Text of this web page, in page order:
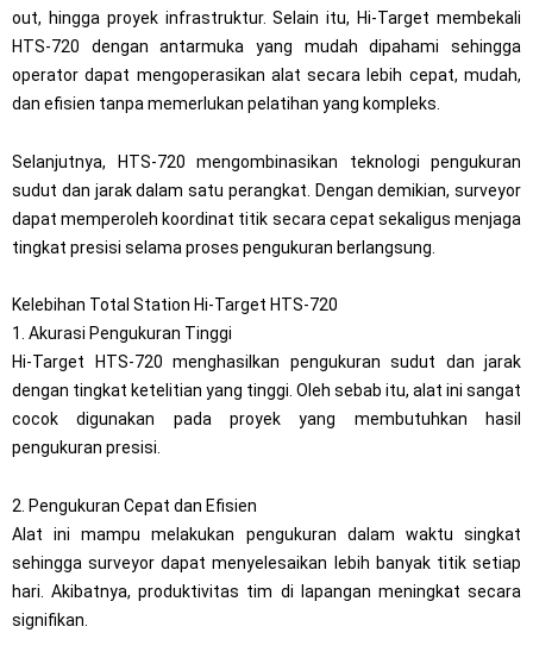
out, hingga proyek infrastruktur. Selain itu, Hi-Target membekali
HTS-720 dengan antarmuka yang mudah dipahami sehingga
operator dapat mengoperasikan alat secara lebih cepat, mudah,
dan efisien tanpa memerlukan pelatihan yang kompleks.
Selanjutnya, HTS-720 mengombinasikan teknologi pengukuran
sudut dan jarak dalam satu perangkat. Dengan demikian, surveyor
dapat memperoleh koordinat titik secara cepat sekaligus menjaga
tingkat presisi selama proses pengukuran berlangsung.
Kelebihan Total Station Hi-Target HTS-720
1. Akurasi Pengukuran Tinggi
Hi-Target HTS-720 menghasilkan pengukuran sudut dan jarak
dengan tingkat ketelitian yang tinggi. Oleh sebab itu, alat ini sangat
cocok digunakan pada proyek yang membutuhkan hasil
pengukuran presisi.
2. Pengukuran Cepat dan Efisien
Alat ini mampu melakukan pengukuran dalam waktu singkat
sehingga surveyor dapat menyelesaikan lebih banyak titik setiap
hari. Akibatnya, produktivitas tim di lapangan meningkat secara
signifikan.